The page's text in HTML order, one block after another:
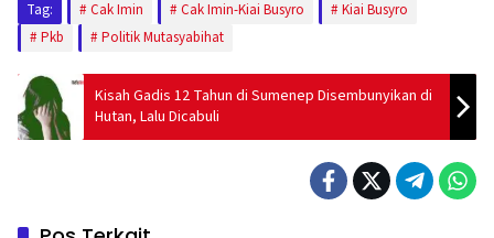
Tag: Cak Imin Cak Imin-Kiai Busyro
Kiai Busyro
Pkb
Politik Mutasyabihat
Kisah Gadis 12 Tahun di Sumenep Disembunyikan di
Hutan, Lalu Dicabuli